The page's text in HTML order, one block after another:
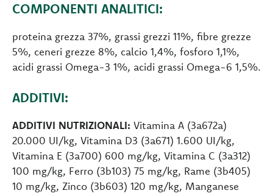
COMPONENTI ANALITICI:
proteina grezza 37%, grassi grezzi 11%, fibre grezze
5%, ceneri grezze 8%, calcio 1,4%, fosforo 1,1%,
acidi grassi Omega-3 1%, acidi grassi Omega-6 1,5%.
ADDITIVI:
ADDITIVI NUTRIZIONALI: Vitamina A (3a672a)
20.000 UI/kg, Vitamina D3 (3a671) 1.600 UI/kg,
Vitamina E (3a700) 600 mg/kg, Vitamina C (3a312)
100 mg/kg, Ferro (3b103) 75 mg/kg, Rame (3b405)
10 mg/kg, Zinco (3b603) 120 mg/kg, Manganese